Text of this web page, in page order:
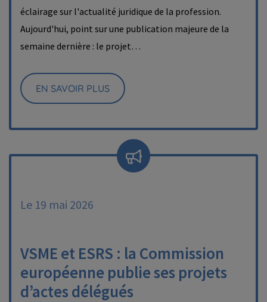
éclairage sur l'actualité juridique de la profession.
Aujourd'hui, point sur une publication majeure de la
semaine dernière : le projet…
EN SAVOIR PLUS
Le 19 mai 2026
VSME et ESRS : la Commission
européenne publie ses projets
d’actes délégués